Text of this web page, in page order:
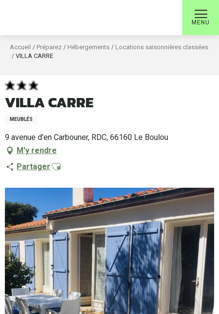
MENU
Accueil Préparez Hébergements
Locations saisonnières classées
VILLA CARRE
VILLA CARRE
MEUBLÉS
9 avenue d'en Carbouner, RDC, 66160 Le Boulou
M'y rendre
Partager Ajouter aux favoris